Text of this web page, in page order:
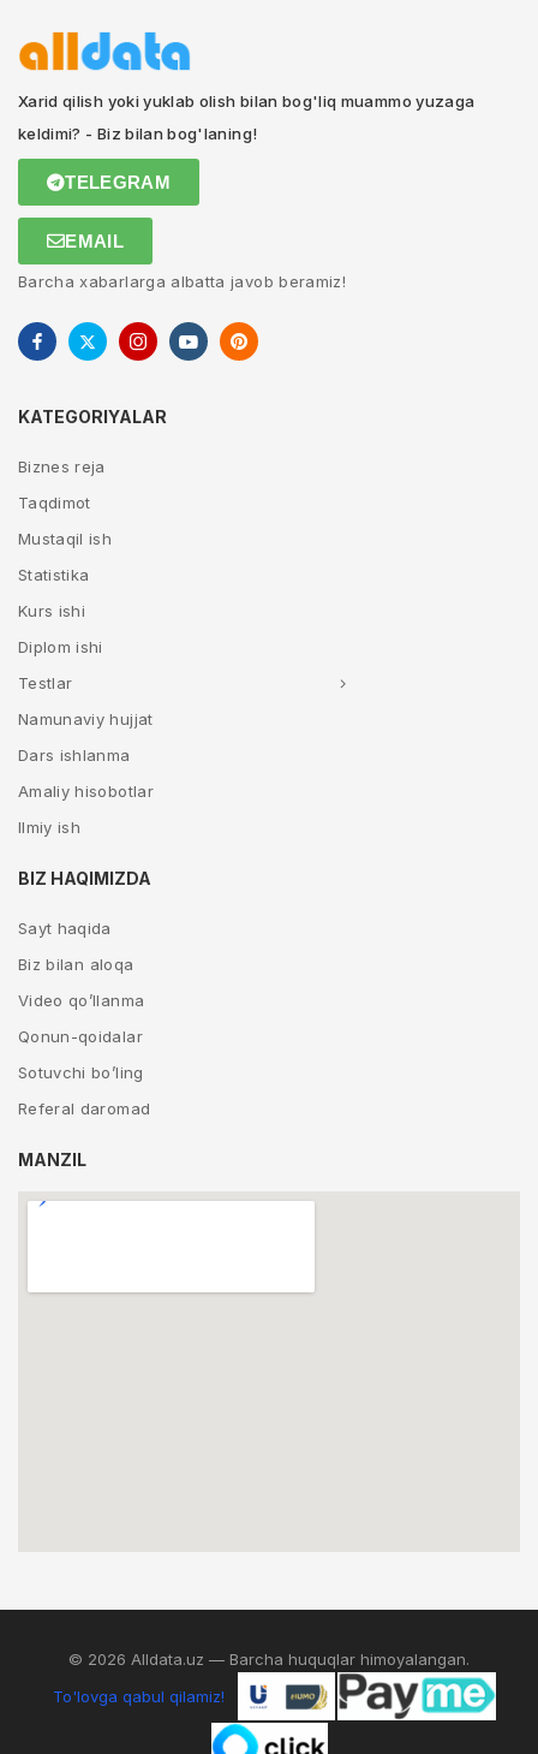
Xarid qilish yoki yuklab olish bilan bog'liq muammo yuzaga
keldimi? - Biz bilan bog'laning!
TELEGRAM
EMAIL
Barcha xabarlarga albatta javob beramiz!
KATEGORIYALAR
Biznes reja
Taqdimot
Mustaqil ish
Statistika
Kurs ishi
Diplom ishi
Testlar
Namunaviy hujjat
Dars ishlanma
Amaliy hisobotlar
Ilmiy ish
BIZ HAQIMIZDA
Sayt haqida
Biz bilan aloqa
Video qo’llanma
Qonun-qoidalar
Sotuvchi bo’ling
Referal daromad
MANZIL
© 2026 Alldata.uz — Barcha huquqlar himoyalangan.
To'lovga qabul qilamiz!